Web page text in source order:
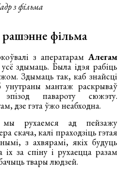
з фільма
рашэнне фільма
з аператарам Алегам
здымаць. Была ідэя рабіць
Здымаць так, каб знайсці
мантаж раскрываў
павароту сюжэту.
дзе гэта ўжо неабходна.
рухаемся ад пейзажу
скача, калі праходзіць гэтая
з ахвярамі, якіх будуць
за спіну і рухаецца разам
твары людзей.